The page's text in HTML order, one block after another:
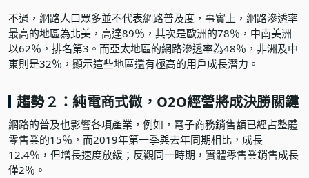
不過，網路人口眾多並不代表網路普及度，事實上，網路滲透率
最高的地區為北美，高達89％，其次是歐洲的78％，中南美洲
以62％，排名第3。而亞太地區的網路滲透率為48％，非洲及中
東則是32％，顯示這些地區還有極高的用戶成長潛力。
趨勢２：純電商式微，O2O經營將成決勝關鍵
網路的普及也影響各項產業，例如，電子商務銷售額已經占整體
零售業的15％，而2019年第一季與去年同期相比，成長
12.4％，但增長速度放緩；反觀同一時期，實體零售業銷售成長
僅2％。